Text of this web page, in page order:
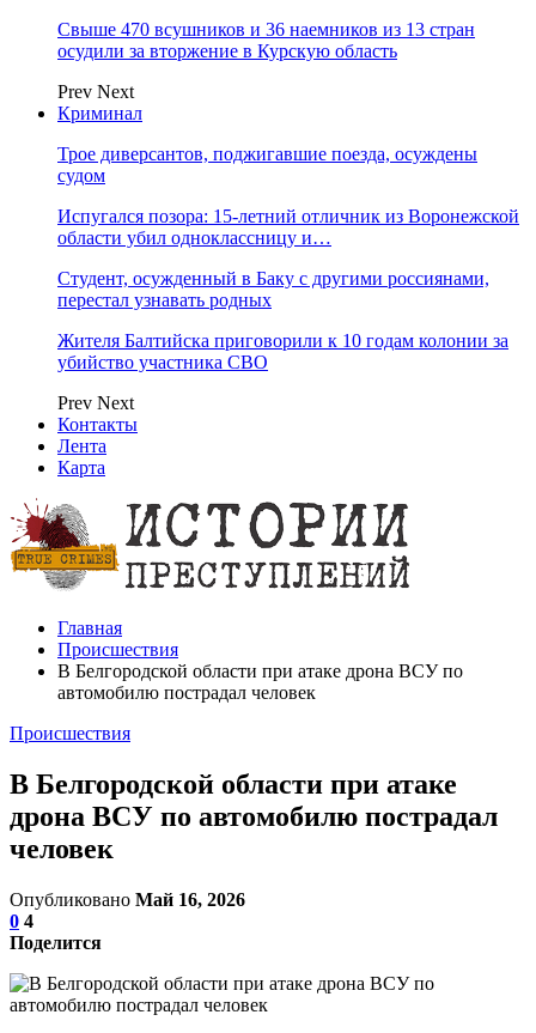
Свыше 470 всушников и 36 наемников из 13 стран
осудили за вторжение в Курскую область
Prev Next
Криминал
Трое диверсантов, поджигавшие поезда, осуждены
судом
Испугался позора: 15-летний отличник из Воронежской
области убил одноклассницу и…
Студент, осужденный в Баку с другими россиянами,
перестал узнавать родных
Жителя Балтийска приговорили к 10 годам колонии за
убийство участника СВО
Prev Next
Контакты
Лента
Карта
Главная
Происшествия
В Белгородской области при атаке дрона ВСУ по
автомобилю пострадал человек
Происшествия
В Белгородской области при атаке
дрона ВСУ по автомобилю пострадал
человек
Опубликовано Май 16, 2026
0 4
Поделится